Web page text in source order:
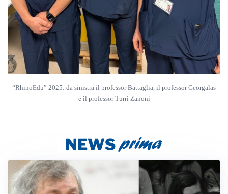
“RhinoEdu” 2025: da sinistra il professor Battaglia, il professor Georgalas
e il professor Turri Zanoni